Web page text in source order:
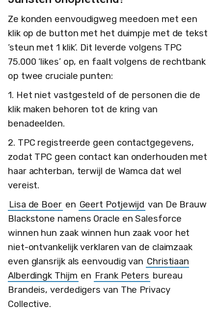
Ze konden eenvoudigweg meedoen met een
klik op de button met het duimpje met de tekst
‘steun met 1 klik’. Dit leverde volgens TPC
75.000 ‘likes’ op, en faalt volgens de rechtbank
op twee cruciale punten:
1. Het niet vastgesteld of de personen die de
klik maken behoren tot de kring van
benadeelden.
2. TPC registreerde geen contactgegevens,
zodat TPC geen contact kan onderhouden met
haar achterban, terwijl de Wamca dat wel
vereist.
Lisa de Boer en Geert Potjewijd van De Brauw
Blackstone namens Oracle en Salesforce
winnen hun zaak winnen hun zaak voor het
niet-ontvankelijk verklaren van de claimzaak
even glansrijk als eenvoudig van Christiaan
Alberdingk Thijm en Frank Peters bureau
Brandeis, verdedigers van The Privacy
Collective.